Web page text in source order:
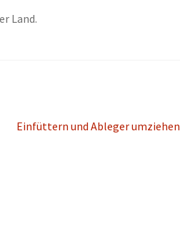
Land.
Nächster
Einfüttern und Ableger umziehen